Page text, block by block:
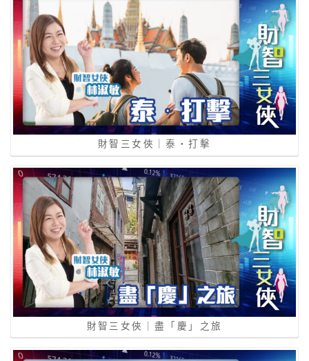
財智三女俠｜泰‧打擊
財智三女俠｜盡「慶」之旅